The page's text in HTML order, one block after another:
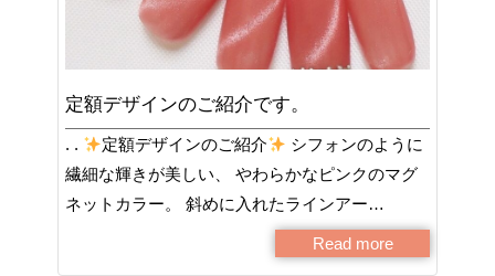
定額デザインのご紹介です。
. . 定額デザインのご紹介
シフォンのように
繊細な輝きが美しい、 やわらかなピンクのマグ
ネットカラー。 斜めに入れたラインアー…
Read more